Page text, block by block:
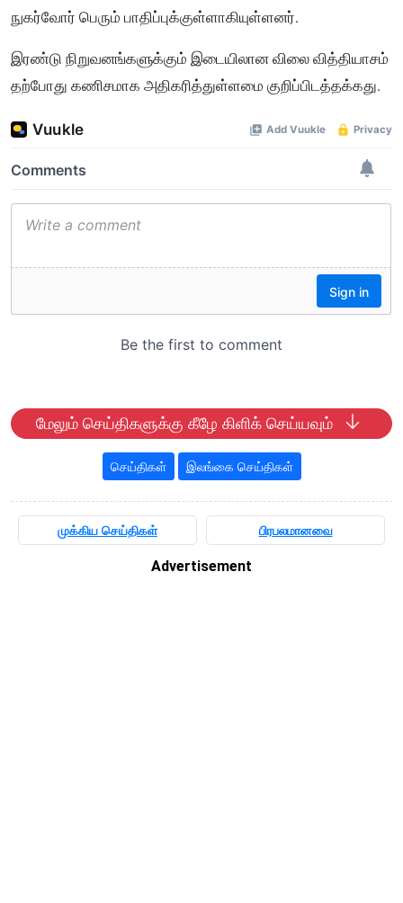
நுகர்வோர் பெரும் பாதிப்புக்குள்ளாகியுள்ளனர்.
இரண்டு நிறுவனங்களுக்கும் இடையிலான விலை வித்தியாசம்
தற்போது கணிசமாக அதிகரித்துள்ளமை குறிப்பிடத்தக்கது.
மேலும் செய்திகளுக்கு கீழே கிளிக் செய்யவும்
செய்திகள் இலங்கை செய்திகள்
முக்கிய செய்திகள் பிரபலமானவை
Advertisement